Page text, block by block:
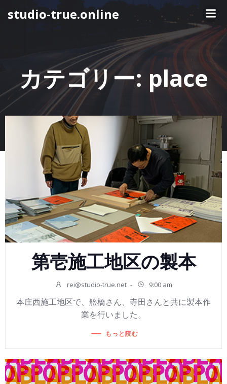
ン
ン
ツ
へ
ス
プ
studio-true.online
カテゴリー: place
第壱施工地区の製本
rei@studio-true.net - 9:00 am
本庄西施工地区で、舩橋さん、寺田さんと共に製本作
業を行いました。
もっと読む